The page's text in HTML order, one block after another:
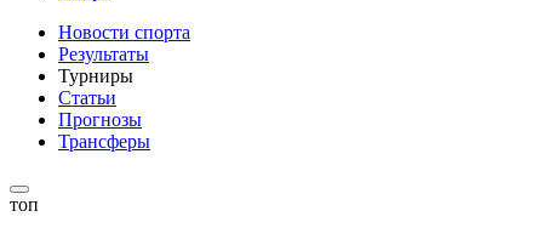
Новости спорта
Результаты
Турниры
Статьи
Прогнозы
Трансферы
топ